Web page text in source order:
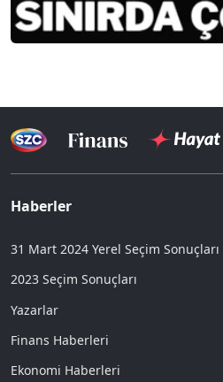
Haberler
31 Mart 2024 Yerel Seçim Sonuçları
2023 Seçim Sonuçları
Yazarlar
Finans Haberleri
Ekonomi Haberleri